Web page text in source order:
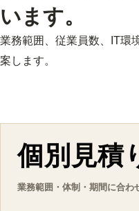
います。
業務範囲、従業員数、IT環
案します。
個別見積
業務範囲・体制・期間に合わ